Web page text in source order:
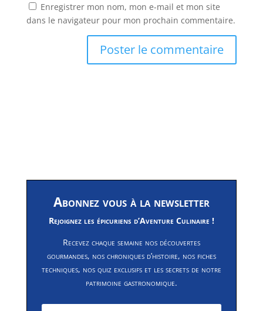
Enregistrer mon nom, mon e-mail et mon site
dans le navigateur pour mon prochain commentaire.
Abonnez vous à la newsletter
Rejoignez les épicuriens d’Aventure Culinaire !
Recevez chaque semaine nos découvertes
gourmandes, nos chroniques d’histoire, nos fiches
techniques, nos quiz exclusifs et les secrets de notre
patrimoine gastronomique.